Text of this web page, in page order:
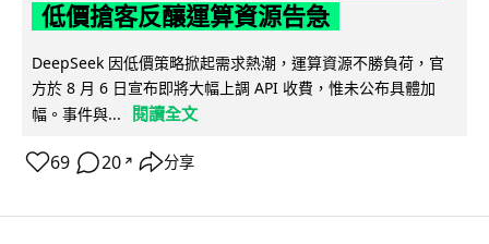
低價搶客反釀運算資源告急
DeepSeek 因低價策略掀起需求熱潮，運算資源不勝負荷，官
方於 8 月 6 日宣布即將大幅上調 API 收費，惟未公布具體加
幅。事件與...
閱讀全文
69 20 ↗ 分享